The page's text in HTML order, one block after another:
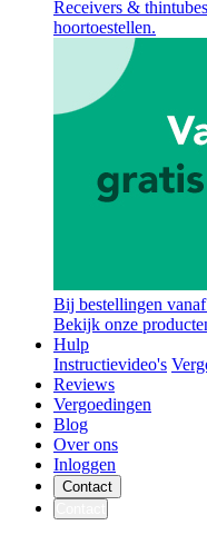
Receivers & thintubes
hoortoestellen.
Bij bestellingen
Bekijk onze
Hulp
Instructievideo's
Reviews
Vergoedingen
Blog
Over ons
Inloggen
Contact